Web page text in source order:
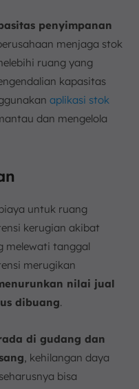
penyimpanan
menjaga stok
ruang yang
kapasitas
aplikasi stok
dan mengelola
untuk ruang
kerugian akibat
melewati tanggal
merugikan
nilai jual
dibuang.
di gudang dan
, kehilangan daya
bisa